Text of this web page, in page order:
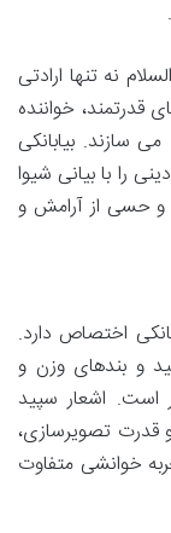
نه تنها ارادتی
قدرتمند، خواننده
سازند. بیابانکی
را با بیانی شیوا
و حسی از آرامش و
اختصاص دارد.
و بندهای وزن و
است. اشعار سپید
قدرت تصویرسازی،
خوانشی متفاوت